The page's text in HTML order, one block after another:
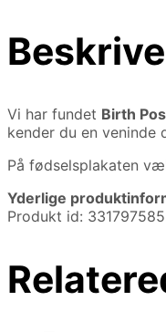
Vi har fundet Birth
kender du en
På fødselsplakaten
Yderlige
Produkt id: